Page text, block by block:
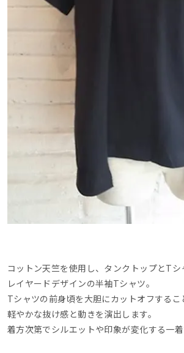
コットン天竺を使用し、タンクトップとT
レイヤードデザインの半袖Tシャツ。
Tシャツの前身頃を大胆にカットオフするこ
軽やかな抜け感と動きを演出します。
着方次第でシルエットや印象が変化する一着